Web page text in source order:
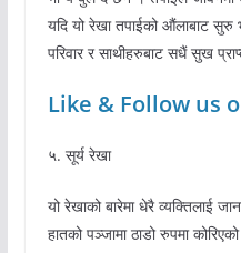
यदि यो रेखा तपाईको औंलाबाट
परिवार र साथीहरुबाट सधैं सुख
Like & Follow us
५. सूर्य रेखा
यो रेखाको बारेमा धेरै व्यक्तिलाई
हातको पञ्जामा ठाडो रुपमा